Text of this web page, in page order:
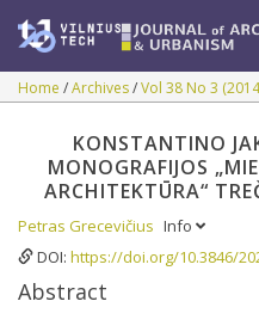
Home Archives Vol 38 No 3
KONSTANTINO
MONOGRAFIJOS
ARCHITEKTŪRA“
Petras Grecevičius Info
DOI: https://doi.org/10.3846/
Abstract